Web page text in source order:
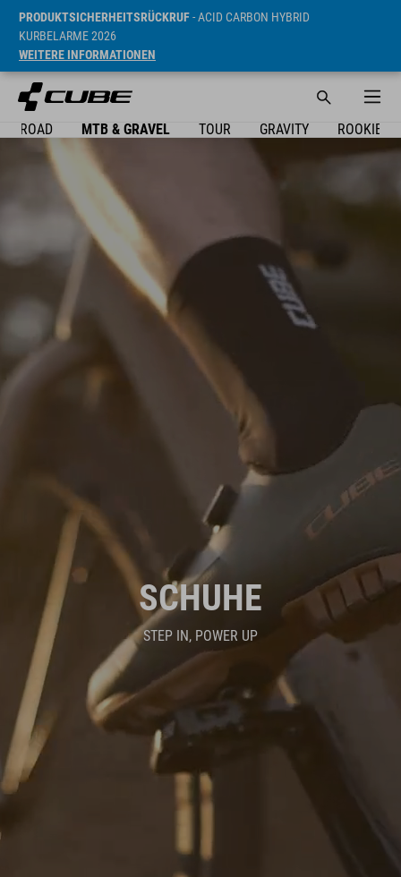
PRODUKTSICHERHEITSRÜCKRUF- ACID CARBON HYBRID
KURBELARME 2026
WEITERE INFORMATIONEN
ROAD MTB & GRAVEL TOUR GRAVITY ROOKIE
SCHUHE
STEP IN, POWER UP